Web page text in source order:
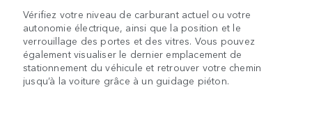
Vérifiez votre niveau de carburant actuel ou votre
autonomie électrique, ainsi que la position et le
verrouillage des portes et des vitres. Vous pouvez
également visualiser le dernier emplacement de
stationnement du véhicule et retrouver votre chemin
jusqu’à la voiture grâce à un guidage piéton.